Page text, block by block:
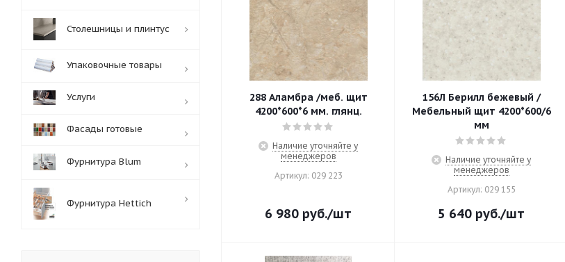
288 Аламбра /меб. щит
4200*600*6 мм. глянц.
Наличие уточняйте у
менеджеров
Артикул: 029 223
6 980 руб./шт
156Л Берилл бежевый /
Мебельный щит 4200*600/6
мм
Наличие уточняйте у
менеджеров
Артикул: 029 155
5 640 руб./шт
Столешницы и плинтус
Упаковочные товары
Услуги
Фасады готовые
Фурнитура Blum
Фурнитура Hettich